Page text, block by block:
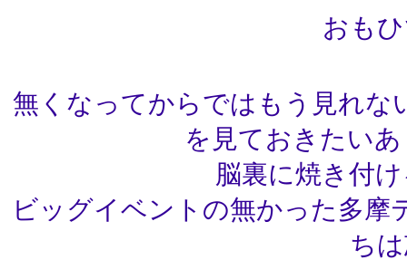
おも
無くなってからではもう見れな
を見ておきたい
脳裏に焼き付
ビッグイベントの無かった多
ち